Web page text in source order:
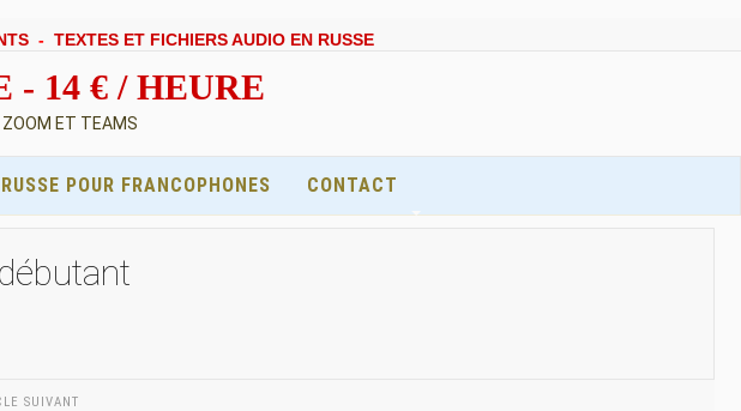
- TEXTES ET FICHIERS AUDIO EN RUSSE
- 14 € / HEURE
ZOOM ET TEAMS
POUR FRANCOPHONES CONTACT
SUIVANT